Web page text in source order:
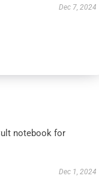
Dec 7, 2024
notebook for
Dec 1, 2024